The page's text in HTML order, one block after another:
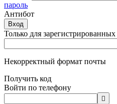
пароль
Антибот
Вход
Только для зарегистрированных
Некорректный формат почты
Получить код
Войти по телефону
